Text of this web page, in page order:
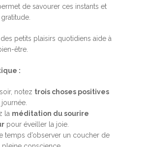
de savourer ces instants et
des petits plaisirs quotidiens aide à
être.
:
notez trois choses positives
la méditation du sourire
pour éveiller la joie.
temps d’observer un coucher de